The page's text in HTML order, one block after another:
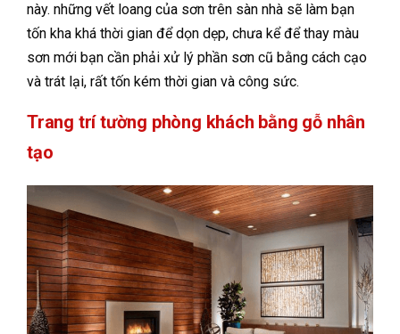
này. những vết loang của sơn trên sàn nhà sẽ làm bạn
tốn kha khá thời gian để dọn dẹp, chưa kể để thay màu
sơn mới bạn cần phải xử lý phần sơn cũ bằng cách cạo
và trát lại, rất tốn kém thời gian và công sức.
Trang trí tường phòng khách bằng gỗ nhân
tạo